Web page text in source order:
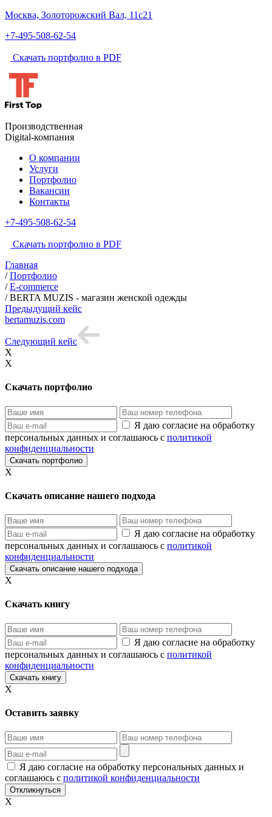
Москва, Золоторожский Вал, 11с21
+7-495-508-62-54
Скачать портфолио в PDF
Производственная
Digital-компания
О компании
Услуги
Портфолио
Вакансии
Контакты
+7-495-508-62-54
Скачать портфолио в PDF
Главная
/ Портфолио
/ E-commerce
/ BERTA MUZIS - магазин женской одежды
Предыдущий кейс
bertamuzis.com
Следующий кейс
X
X
Скачать портфолио
Я даю согласие на обработку
персональных данных и соглашаюсь с политикой
конфиденциальности
X
Скачать описание нашего подхода
Я даю согласие на обработку
персональных данных и соглашаюсь с политикой
конфиденциальности
X
Скачать книгу
Я даю согласие на обработку
персональных данных и соглашаюсь с политикой
конфиденциальности
X
Оставить заявку
Я даю согласие на обработку персональных данных и
соглашаюсь с политикой конфиденциальности
X